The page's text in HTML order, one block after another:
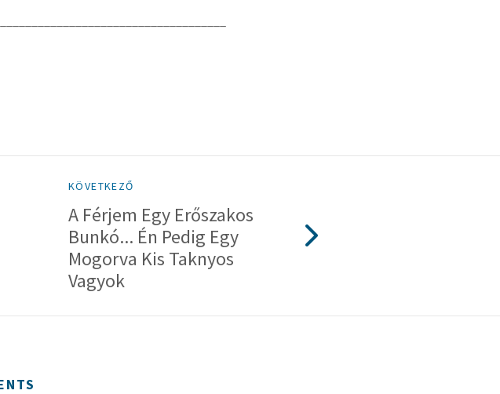
KÖVETKEZŐ
A Férjem Egy Erőszakos
Bunkó... Én Pedig Egy
Mogorva Kis Taknyos
Vagyok